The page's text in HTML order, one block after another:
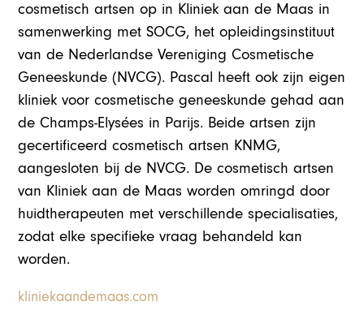
cosmetisch artsen op in Kliniek aan de Maas in
samenwerking met SOCG, het opleidingsinstituut
van de Nederlandse Vereniging Cosmetische
Geneeskunde (NVCG). Pascal heeft ook zijn eigen
kliniek voor cosmetische geneeskunde gehad aan
de Champs-Elysées in Parijs. Beide artsen zijn
gecertificeerd cosmetisch artsen KNMG,
aangesloten bij de NVCG. De cosmetisch artsen
van Kliniek aan de Maas worden omringd door
huidtherapeuten met verschillende specialisaties,
zodat elke specifieke vraag behandeld kan
worden.
kliniekaandemaas.com